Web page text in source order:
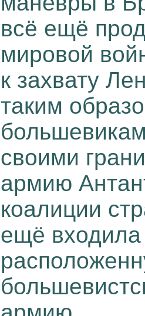
всё ещё
мировой
к захвату
таким
своими
армию
коалиции
ещё входила